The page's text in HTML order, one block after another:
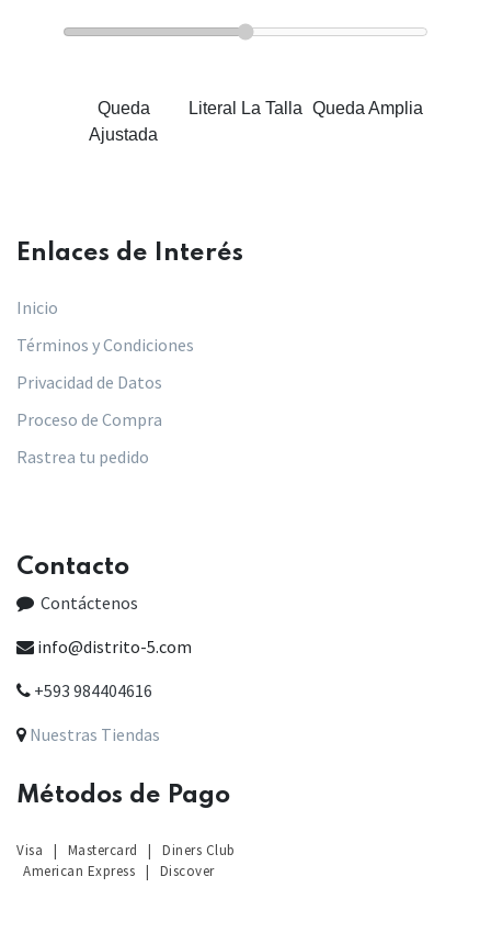
Queda
Ajustada
Literal La Talla Queda Amplia
Enlaces de Interés​
Inicio
Términos y Condiciones
Privacidad de Datos
Proceso de Compra
Rastrea tu pedido
Contacto
Contáctenos
info@distrito-5.com
+593 984404616
Nuestras Tiendas
Métodos de Pago
Visa | Mastercard |
Diners Club
American Express | Discover